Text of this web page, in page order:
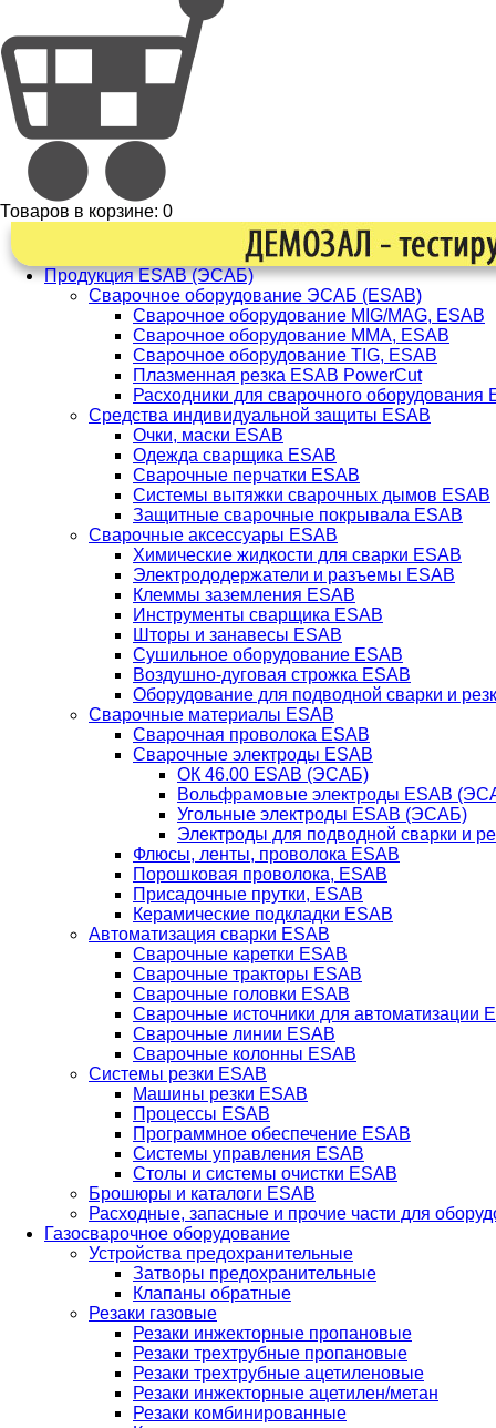
Товаров в корзине: 0
Продукция ESAB (ЭСАБ)
Сварочное оборудование ЭСАБ (ESAB)
Сварочное оборудование MIG/MAG, ESAB
Сварочное оборудование ММА, ESAB
Сварочное оборудование TIG, ESAB
Плазменная резка ESAB PowerCut
Расходники для сварочного оборудования
Средства индивидуальной защиты ESAB
Очки, маски ESAB
Одежда сварщика ESAB
Сварочные перчатки ESAB
Системы вытяжки сварочных дымов ESAB
Защитные сварочные покрывала ESAB
Сварочные аксессуары ESAB
Химические жидкости для сварки ESAB
Электрододержатели и разъемы ESAB
Клеммы заземления ESAB
Инструменты сварщика ESAB
Шторы и занавесы ESAB
Сушильное оборудование ESAB
Воздушно-дуговая строжка ESAB
Оборудование для подводной сварки и
Сварочные материалы ESAB
Сварочная проволока ESAB
Сварочные электроды ESAB
ОК 46.00 ESAB (ЭСАБ)
Вольфрамовые электроды ESAB
Угольные электроды ESAB (ЭСАБ)
Электроды для подводной сварки и
Флюсы, ленты, проволока ESAB
Порошковая проволока, ESAB
Присадочные прутки, ESAB
Керамические подкладки ESAB
Автоматизация сварки ESAB
Сварочные каретки ESAB
Сварочные тракторы ESAB
Сварочные головки ESAB
Сварочные источники для автоматизации
Сварочные линии ESAB
Сварочные колонны ESAB
Системы резки ESAB
Машины резки ESAB
Процессы ESAB
Программное обеспечение ESAB
Системы управления ESAB
Столы и системы очистки ESAB
Брошюры и каталоги ESAB
Расходные, запасные и прочие части для
Газосварочное оборудование
Устройства предохранительные
Затворы предохранительные
Клапаны обратные
Резаки газовые
Резаки инжекторные пропановые
Резаки трехтрубные пропановые
Резаки трехтрубные ацетиленовые
Резаки инжекторные ацетилен/метан
Резаки комбинированные